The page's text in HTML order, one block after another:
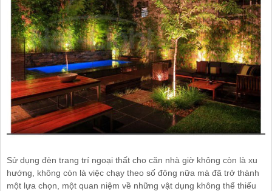
Sử dụng đèn trang trí ngoại thất cho căn nhà giờ không còn là xu
hướng, không còn là việc chạy theo số đông nữa mà đã trở thành
một lựa chọn, một quan niệm về những vật dụng không thể thiếu